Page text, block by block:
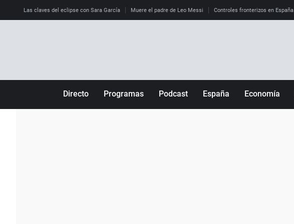
Las claves del eclipse con Sara García Muere el padre de Leo Messi Controles fronterizos en España
Directo Programas Podcast España Economía